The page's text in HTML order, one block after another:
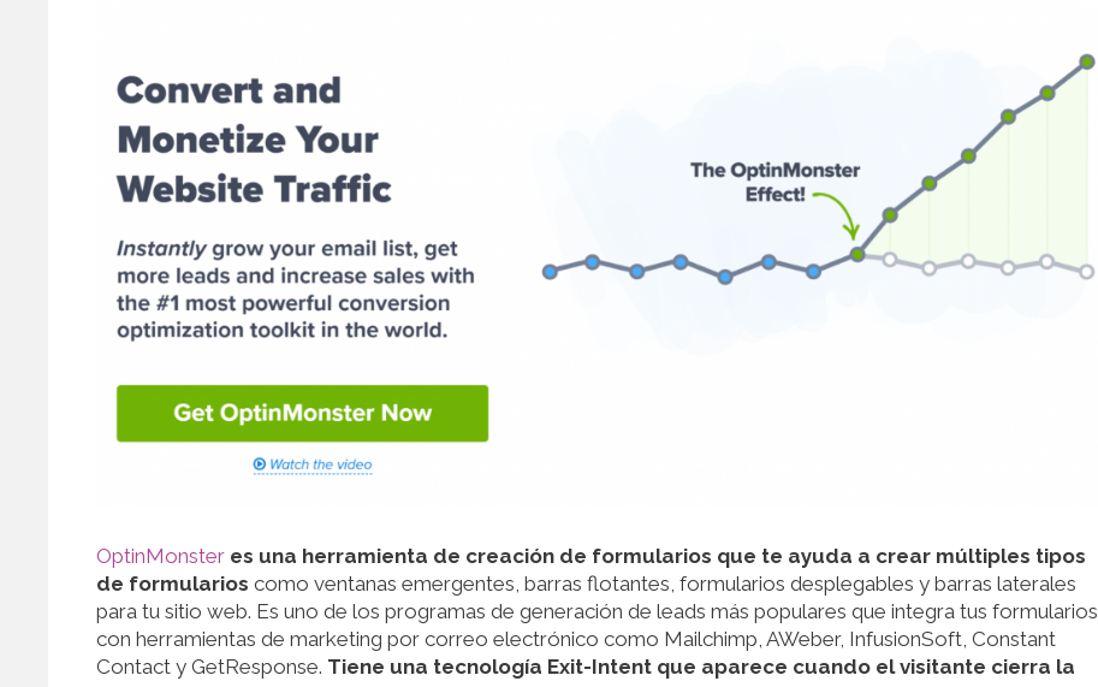
OptinMonster es una herramienta de creación de formularios que te ayuda a crear múltiples tipos
de formularios como ventanas emergentes, barras flotantes, formularios desplegables y barras laterales
para tu sitio web. Es uno de los programas de generación de leads más populares que integra tus formularios
con herramientas de marketing por correo electrónico como Mailchimp, AWeber, InfusionSoft, Constant
Contact y GetResponse. Tiene una tecnología Exit-Intent que aparece cuando el visitante cierra la